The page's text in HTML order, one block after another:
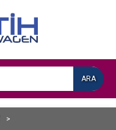
ARA